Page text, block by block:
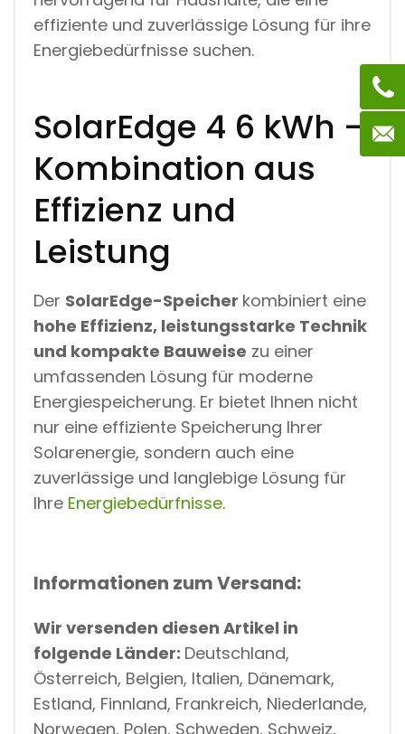
effiziente und zuverlässige Lösung für ihre
Energiebedürfnisse suchen.
SolarEdge 4 6 kWh –
Kombination aus
Effizienz und
Leistung
Der SolarEdge-Speicher kombiniert eine
hohe Effizienz, leistungsstarke Technik
und kompakte Bauweise zu einer
umfassenden Lösung für moderne
Energiespeicherung. Er bietet Ihnen nicht
nur eine effiziente Speicherung Ihrer
Solarenergie, sondern auch eine
zuverlässige und langlebige Lösung für
Ihre Energiebedürfnisse.
Informationen zum Versand:
Wir versenden diesen Artikel in
folgende Länder: Deutschland,
Österreich, Belgien, Italien, Dänemark,
Estland, Finnland, Frankreich, Niederlande,
Norwegen, Polen, Schweden, Schweiz,